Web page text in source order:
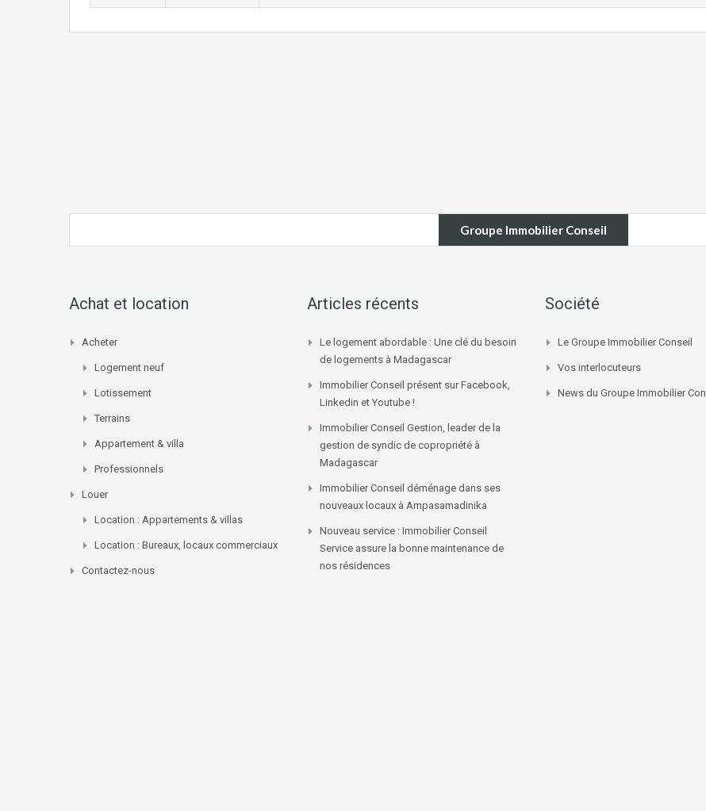
Groupe Immobilier Conseil
Achat et location
Acheter
Logement neuf
Lotissement
Terrains
Appartement & villa
Professionnels
Louer
Location : Appartements & villas
Location : Bureaux, locaux commerciaux
Contactez-nous
Articles récents
Le logement abordable : Une clé du besoin
de logements à Madagascar
Immobilier Conseil présent sur Facebook,
Linkedin et Youtube !
Immobilier Conseil Gestion, leader de la
gestion de syndic de copropriété à
Madagascar
Immobilier Conseil déménage dans ses
nouveaux locaux à Ampasamadinika
Nouveau service : Immobilier Conseil
Service assure la bonne maintenance de
nos résidences
Société
Le Groupe Immobilier Conseil
Vos interlocuteurs
News du Groupe Immobilier